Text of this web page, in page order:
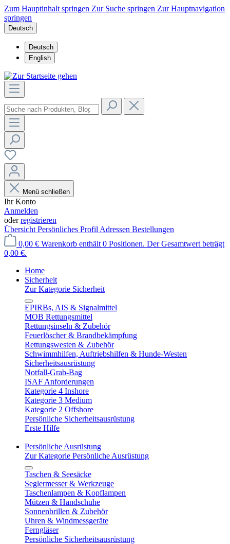
Zum Hauptinhalt springen Zur Suche springen Zur Hauptnavigation
springen
Deutsch
Deutsch
English
Menü schließen
Ihr Konto
Anmelden
oderregistrieren
Übersicht Persönliches Profil Adressen Bestellungen
0,00 € Warenkorb enthält 0 Positionen. Der Gesamtwert beträgt
0,00 €.
Home
Sicherheit
Zur Kategorie Sicherheit
EPIRBs, AIS & Signalmittel
MOB Rettungsmittel
Rettungsinseln & Zubehör
Feuerlöscher & Brandbekämpfung
Rettungswesten & Zubehör
Schwimmhilfen, Auftriebshilfen & Hunde-Westen
Sicherheitsausrüstung
Notfall-Grab-Bag
ISAF Anforderungen
Kategorie 4 Inshore
Kategorie 3 Medium
Kategorie 2 Offshore
Persönliche Sicherheitsausrüstung
Erste Hilfe
Persönliche Ausrüstung
Zur Kategorie Persönliche Ausrüstung
Taschen & Seesäcke
Seglermesser & Werkzeuge
Taschenlampen & Kopflampen
Mützen & Handschuhe
Sonnenbrillen & Zubehör
Uhren & Windmessgeräte
Ferngläser
Persönliche Sicherheitsausrüstung